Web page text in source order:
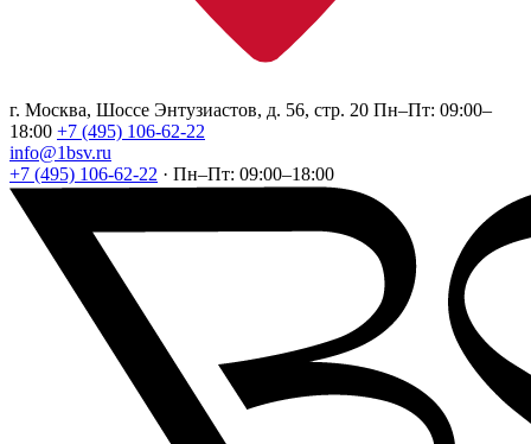
г. Москва, Шоссе Энтузиастов, д. 56, стр. 20 Пн–Пт: 09:00–
18:00 +7 (495) 106-62-22
info@1bsv.ru
+7 (495) 106-62-22 · Пн–Пт: 09:00–18:00